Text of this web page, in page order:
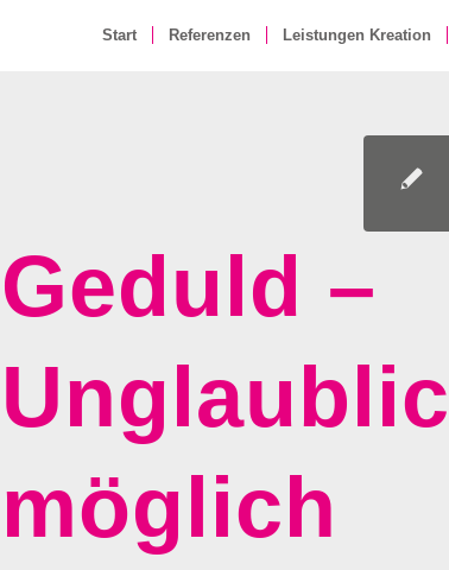
Start Referenzen Leistungen Kreation
Geduld –
möglich